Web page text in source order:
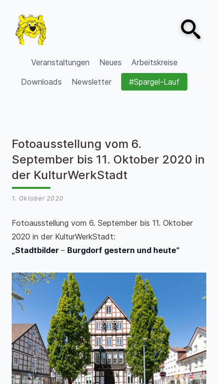
VVV Burgdorf
Veranstaltungen Neues
Arbeitskreise
Downloads
Newsletter #Spargel-Lauf
Open
Fotoausstellung vom 6.
September bis 11. Oktober 2020 in
der KulturWerkStadt
1. Oktober 2020
Fotoausstellung vom 6. September bis 11. Oktober
2020 in der KulturWerkStadt:
„Stadtbilder – Burgdorf gestern und heute“